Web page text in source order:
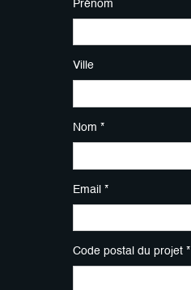
Prénom
Ville
Nom *
Email *
Code postal du projet *